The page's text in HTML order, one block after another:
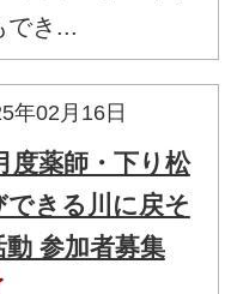
でき...
年02月16日
度薬師・下り松
できる川に戻そ
動 参加者募集